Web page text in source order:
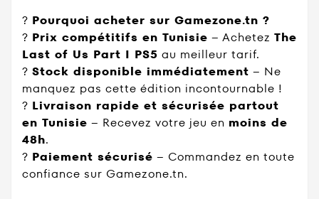
? Pourquoi acheter sur Gamezone.tn ?
? Prix compétitifs en Tunisie – Achetez The
Last of Us Part I PS5 au meilleur tarif.
? Stock disponible immédiatement – Ne
manquez pas cette édition incontournable !
? Livraison rapide et sécurisée partout
en Tunisie – Recevez votre jeu en moins de
48h.
? Paiement sécurisé – Commandez en toute
confiance sur Gamezone.tn.